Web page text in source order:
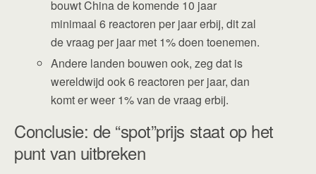
bouwt China de komende 10 jaar
minimaal 6 reactoren per jaar erbij, dit zal
de vraag per jaar met 1% doen toenemen.
Andere landen bouwen ook, zeg dat is
wereldwijd ook 6 reactoren per jaar, dan
komt er weer 1% van de vraag erbij.
Conclusie: de “spot”prijs staat op het
punt van uitbreken